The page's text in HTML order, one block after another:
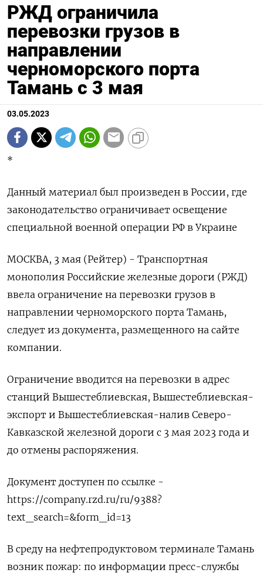
РЖД ограничила
перевозки грузов в
направлении
черноморского порта
Тамань с 3 мая
03.05.2023
*
Данный материал был произведен в России, где
законодательство ограничивает освещение
специальной военной операции РФ в Украине
МОСКВА, 3 мая (Рейтер) - Транспортная
монополия Российские железные дороги (РЖД)
ввела ограничение на перевозки грузов в
направлении черноморского порта Тамань,
следует из документа, размещенного на сайте
компании.
Ограничение вводится на перевозки в адрес
станций Вышестеблиевская, Вышестеблиевская-
экспорт и Вышестеблиевская-налив Северо-
Кавказской железной дороги с 3 мая 2023 года и
до отмены распоряжения.
Документ доступен по ссылке -
https://company.rzd.ru/ru/9388?
text_search=&form_id=13
В среду на нефтепродуктовом терминале Тамань
возник пожар: по информации пресс-службы